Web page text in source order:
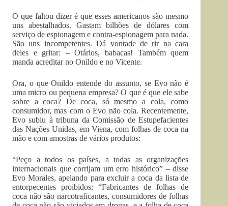
O que faltou dizer é que esses americanos são mesmo
uns abestalhados. Gastam bilhões de dólares com
serviço de espionagem e contra-espionagem para nada.
São uns incompetentes. Dá vontade de rir na cara
deles e gritar: – Otários, babacas! Também quem
manda acreditar no Onildo e no Vicente.
Ora, o que Onildo entende do assunto, se Evo não é
uma micro ou pequena empresa? O que é que ele sabe
sobre a coca? De coca, só mesmo a cola, como
consumidor, mas com o Evo não cola. Recentemente,
Evo subiu à tribuna da Comissão de Estupefacientes
das Nações Unidas, em Viena, com folhas de coca na
mão e com amostras de vários produtos:
“Peço a todos os países, a todas as organizações
internacionais que corrijam um erro histórico” – disse
Evo Morales, apelando para excluir a coca da lista de
entorpecentes proibidos: “Fabricantes de folhas de
coca não são narcotraficantes, consumidores de folhas